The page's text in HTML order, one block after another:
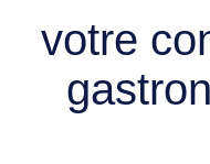
votre